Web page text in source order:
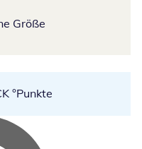
Größe
°Punkte